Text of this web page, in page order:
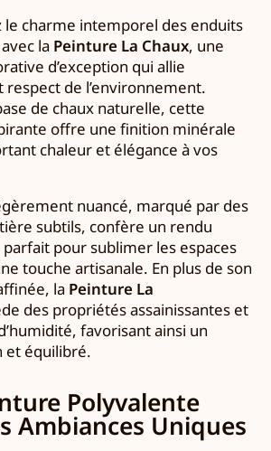
le charme intemporel des enduits
la Peinture La Chaux, une
d’exception qui allie
de l’environnement.
de chaux naturelle, cette
offre une finition minérale
chaleur et élégance à vos
nuancé, marqué par des
subtils, confère un rendu
pour sublimer les espaces
touche artisanale. En plus de son
la Peinture La
des propriétés assainissantes et
favorisant ainsi un
et équilibré.
Polyvalente
Ambiances Uniques